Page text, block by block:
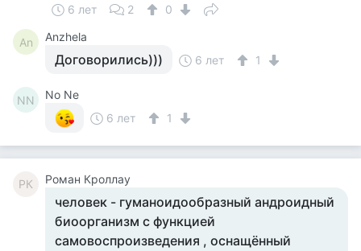
6 лет 2 0
An Anzhela
Договорились))) 6 лет 1
NN
No Ne
6 лет
1
РК Роман Кроллау
человек - гуманоидообразный андроидный
биоорганизм с функцией
самовоспроизведения , оснащённый